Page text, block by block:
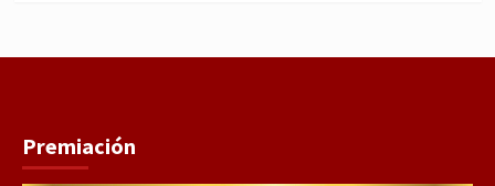
Premiación